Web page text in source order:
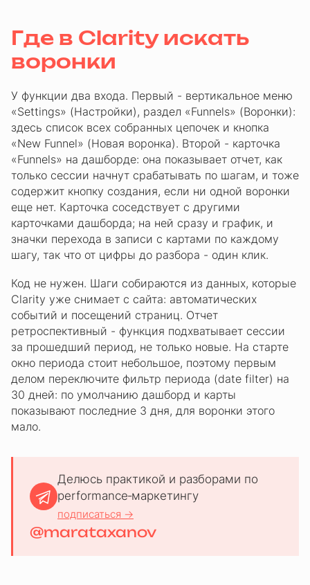
Где в Clarity искать
воронки
У функции два входа. Первый - вертикальное меню
«Settings» (Настройки), раздел «Funnels» (Воронки):
здесь список всех собранных цепочек и кнопка
«New Funnel» (Новая воронка). Второй - карточка
«Funnels» на дашборде: она показывает отчет, как
только сессии начнут срабатывать по шагам, и тоже
содержит кнопку создания, если ни одной воронки
еще нет. Карточка соседствует с другими
карточками дашборда; на ней сразу и график, и
значки перехода в записи с картами по каждому
шагу, так что от цифры до разбора - один клик.
Код не нужен. Шаги собираются из данных, которые
Clarity уже снимает с сайта: автоматических
событий и посещений страниц. Отчет
ретроспективный - функция подхватывает сессии
за прошедший период, не только новые. На старте
окно периода стоит небольшое, поэтому первым
делом переключите фильтр периода (date filter) на
30 дней: по умолчанию дашборд и карты
показывают последние 3 дня, для воронки этого
мало.
Делюсь практикой и разборами по
performance‑маркетингу
подписаться →
@marataxanov